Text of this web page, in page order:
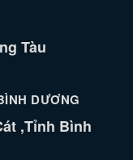
Tàu
DƯƠNG
,Tỉnh Bình